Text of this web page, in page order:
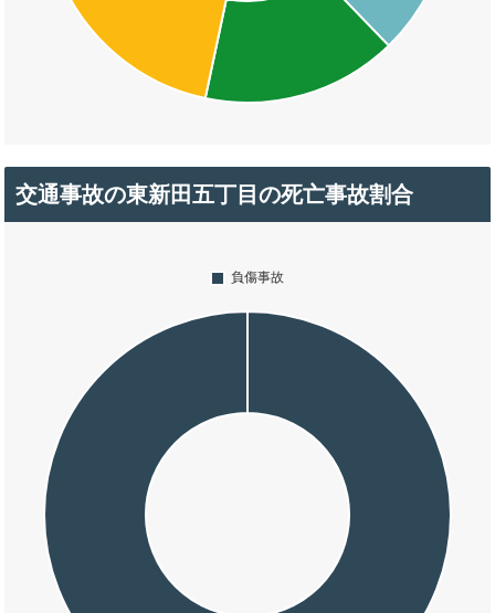
交通事故の東新田五丁目の死亡事故割合